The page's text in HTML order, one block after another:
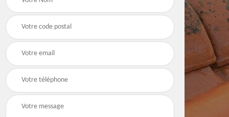
demoussage de
toiture 31
Pose de clôture et
grillage 31